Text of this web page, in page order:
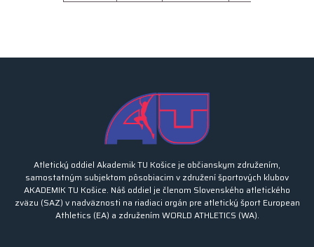
Atletický oddiel Akademik TU Košice je občianskym združením,
samostatným subjektom pôsobiacim v združení športových klubov
AKADEMIK TU Košice. Náš oddiel je členom Slovenského atletického
zväzu (SAZ) v nadväznosti na riadiaci orgán pre atletický šport European
Athletics (EA) a združením WORLD ATHLETICS (WA).